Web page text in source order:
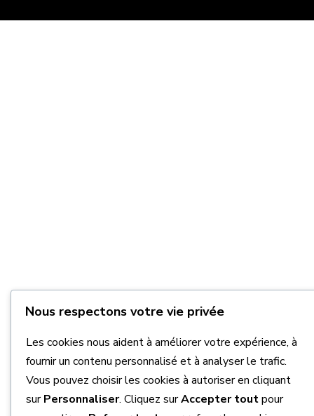
Nous respectons votre vie privée
Les cookies nous aident à améliorer votre expérience, à
fournir un contenu personnalisé et à analyser le trafic.
Vous pouvez choisir les cookies à autoriser en cliquant
surPersonnaliser. Cliquez surAccepter toutpour